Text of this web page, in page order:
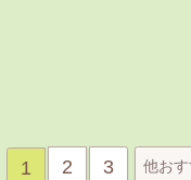
1 2 3 他お